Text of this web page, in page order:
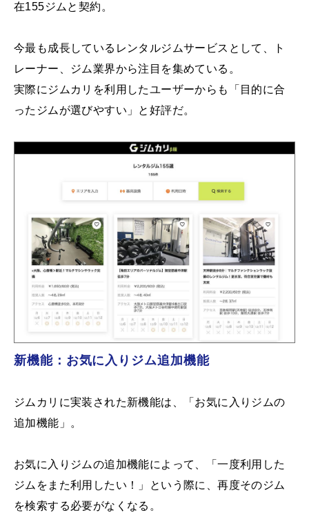
在155ジムと契約。
今最も成長しているレンタルジムサービスとして、ト
レーナー、ジム業界から注目を集めている。
実際にジムカリを利用したユーザーからも「目的に合
ったジムが選びやすい」と好評だ。
新機能：お気に入りジム追加機能
ジムカリに実装された新機能は、「お気に入りジムの
追加機能」。
お気に入りジムの追加機能によって、「一度利用した
ジムをまた利用したい！」という際に、再度そのジム
を検索する必要がなくなる。